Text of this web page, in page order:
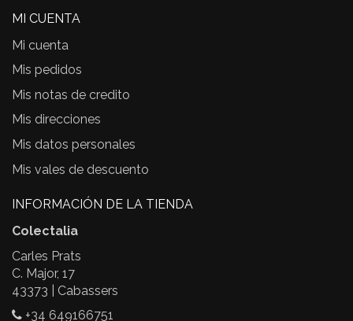
MI CUENTA
Mi cuenta
Mis pedidos
Mis notas de credito
Mis direcciones
Mis datos personales
Mis vales de descuento
INFORMACIÓN DE LA TIENDA
Colectalia
Carles Prats
C. Major, 17
43373 | Cabassers
+34 649166751